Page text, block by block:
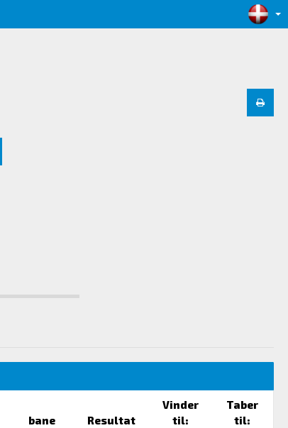
bane Resultat
Vinder
til:
Taber
til: